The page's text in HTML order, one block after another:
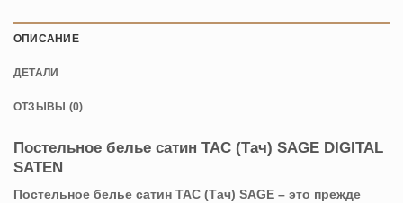
ОПИСАНИЕ
ДЕТАЛИ
ОТЗЫВЫ (0)
Постельное белье сатин TAC (Тач) SAGE DIGITAL
SATEN
Постельное белье сатин TAC (Тач) SAGE – это прежде